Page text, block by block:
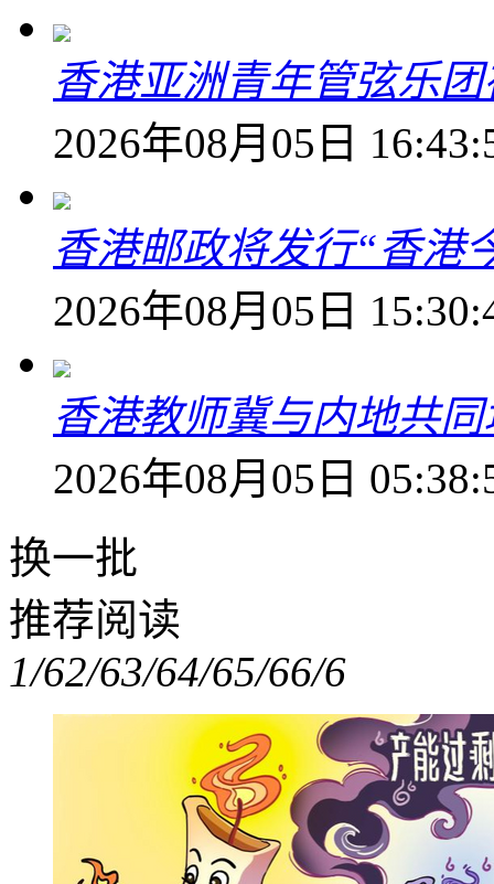
香港亚洲青年管弦乐
2026年08月05日
香港邮政将发行“香港
2026年08月05日
香港教师冀与内地共
2026年08月05日
换一批
推荐阅读
1/62/63/64/65/66/6